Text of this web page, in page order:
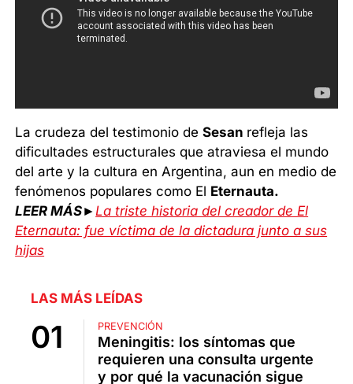
La crudeza del testimonio deSesan refleja las
dificultades estructurales que atraviesa el mundo
del arte y la cultura en Argentina, aun en medio de
fenómenos populares como El Eternauta.
LEER MÁS► La triste historia del creador de El
Eternauta: fue víctima de la dictadura junto a sus
hijas
LAS MÁS LEÍDAS
PREVENCIÓN
Meningitis: los síntomas que
requieren una consulta urgente
y por qué la vacunación sigue